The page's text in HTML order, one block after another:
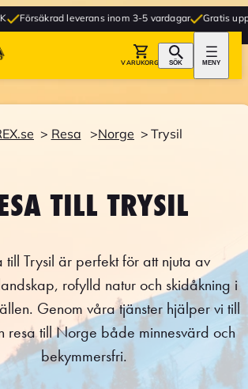
leverans inom 3-5 vardagar Gratis upphämtning i
VARUKORG SÖK MENY
Resa Norge Trysil
TILL TRYSIL
till Trysil är perfekt för att njuta av
rofylld natur och skidåkning i
Genom våra tjänster hjälper vi till
resa till Norge både minnesvärd och
bekymmersfri.